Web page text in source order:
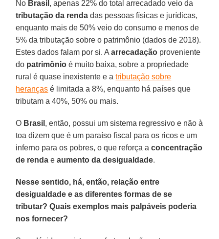
No Brasil , apenas 22% do total arrecadado veio da
tributação da renda das pessoas físicas e jurídicas,
enquanto mais de 50% veio do consumo e menos de
5% da tributação sobre o patrimônio (dados de 2018).
Estes dados falam por si. Aarrecadação proveniente
do patrimônio é muito baixa, sobre a propriedade
rural é quase inexistente e atributação sobre
heranças é limitada a 8%, enquanto há países que
tributam a 40%, 50% ou mais.
O Brasil , então, possui um sistema regressivo e não à
toa dizem que é um paraíso fiscal para os ricos e um
inferno para os pobres, o que reforça aconcentração
de renda eaumento da desigualdade.
Nesse sentido, há, então, relação entre
desigualdade e as diferentes formas de se
tributar? Quais exemplos mais palpáveis poderia
nos fornecer?